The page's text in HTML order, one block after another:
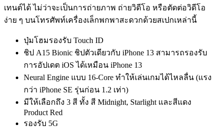
เทนต์ได้ ไม่ว่าจะเป็นการถ่ายภาพ ถ่ายวิดีโอ หรือตัดต่อวิดีโอ
ง่าย ๆ บนโทรศัพท์เครื่องเล็กพกพาสะดวกด้วยสเปกเหล่านี้
ปุ่มโฮมรองรับ Touch ID
ชิป A15 Bionic ชิปตัวเดียวกับ iPhone 13 สามารถรองรับ
การอัปเดต iOS ได้เหมือน iPhone 13
Neural Engine แบบ 16-Core ทำให้เล่นเกมได้ไหลลื่น (แรง
กว่า iPhone SE รุ่นก่อน 1.2 เท่า)
มีให้เลือกถึง 3 สี ทั้ง สี Midnight, Starlight และสีแดง
Product Red
รองรับ 5G